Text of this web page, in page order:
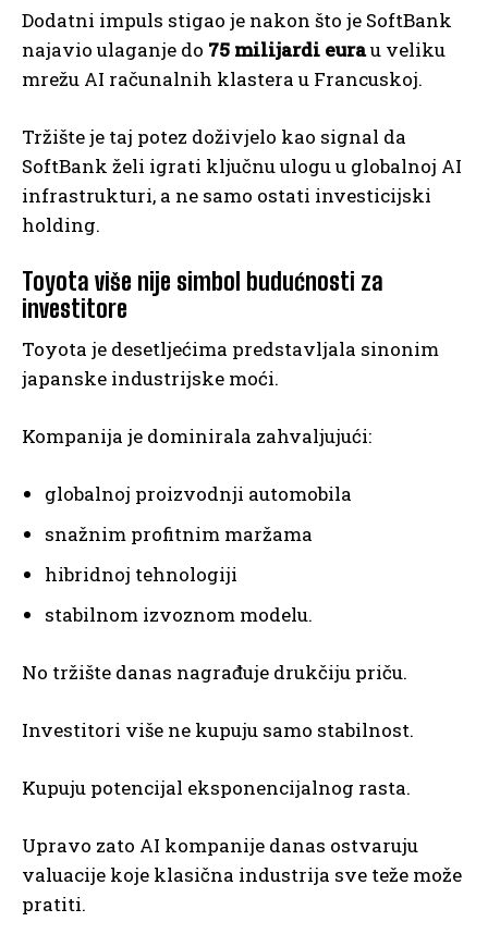
Dodatni impuls stigao je nakon što je SoftBank
najavio ulaganje do 75 milijardi eurau veliku
mrežu AI računalnih klastera u Francuskoj.
Tržište je taj potez doživjelo kao signal da
SoftBank želi igrati ključnu ulogu u globalnoj AI
infrastrukturi, a ne samo ostati investicijski
holding.
Toyota više nije simbol budućnosti za
investitore
Toyota je desetljećima predstavljala sinonim
japanske industrijske moći.
Kompanija je dominirala zahvaljujući:
globalnoj proizvodnji automobila
snažnim profitnim maržama
hibridnoj tehnologiji
stabilnom izvoznom modelu.
No tržište danas nagrađuje drukčiju priču.
Investitori više ne kupuju samo stabilnost.
Kupuju potencijal eksponencijalnog rasta.
Upravo zato AI kompanije danas ostvaruju
valuacije koje klasična industrija sve teže može
pratiti.